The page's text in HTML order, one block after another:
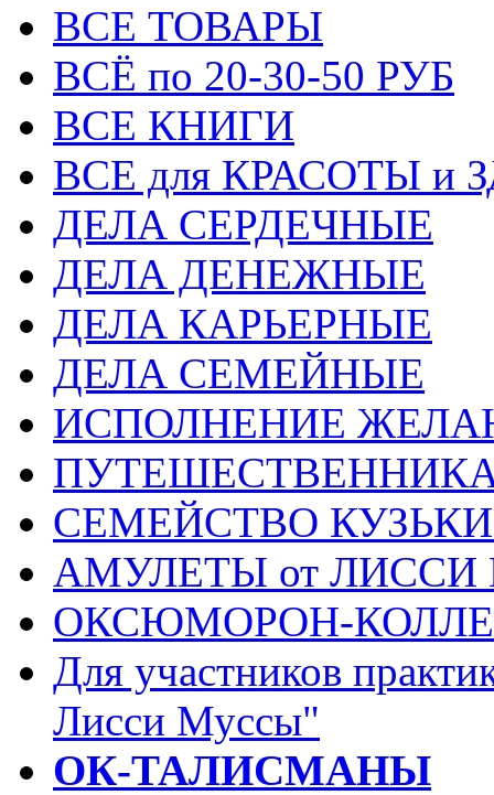
ВСЕ ТОВАРЫ
ВСЁ по 20-30-50 РУБ
ВСЕ КНИГИ
ВСЕ для КРАСОТЫ и
ДЕЛА СЕРДЕЧНЫЕ
ДЕЛА ДЕНЕЖНЫЕ
ДЕЛА КАРЬЕРНЫЕ
ДЕЛА СЕМЕЙНЫЕ
ИСПОЛНЕНИЕ
СЕМЕЙСТВО
АМУЛЕТЫ от
ОКСЮМОРОН-
Для участников
Лисси Муссы"
ОК-ТАЛИСМАНЫ